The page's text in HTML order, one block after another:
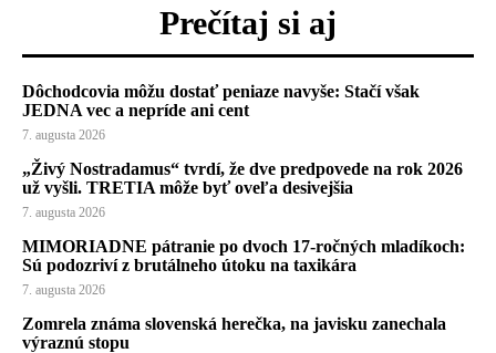
Prečítaj si aj
Dôchodcovia môžu dostať peniaze navyše: Stačí však
JEDNA vec a nepríde ani cent
7. augusta 2026
„Živý Nostradamus“ tvrdí, že dve predpovede na rok 2026
už vyšli. TRETIA môže byť oveľa desivejšia
7. augusta 2026
MIMORIADNE pátranie po dvoch 17-ročných mladíkoch:
Sú podozriví z brutálneho útoku na taxikára
7. augusta 2026
Zomrela známa slovenská herečka, na javisku zanechala
výraznú stopu